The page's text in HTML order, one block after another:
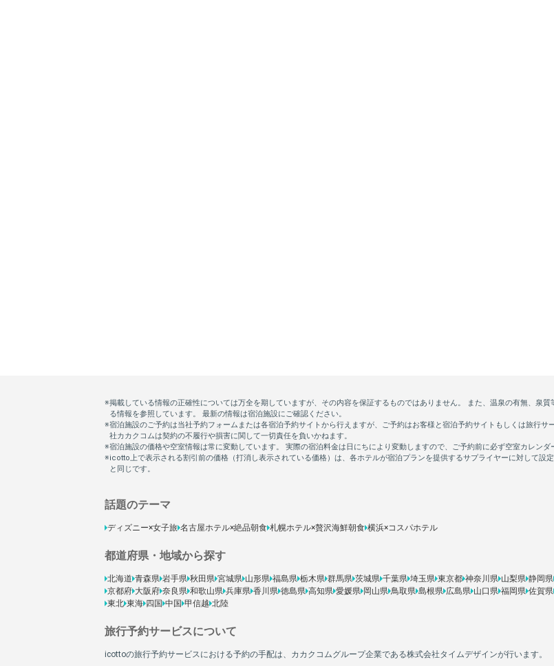
話題のテーマ
ディズニー×女子旅 名古屋ホテル×絶品朝食 札幌ホテル×贅沢海鮮朝食 横浜×コスパホテル
都道府県・地域から探す
北海道 青森県 岩手県 秋田県 宮城県 山形県 福島県 栃木県 群馬県 茨城県 千葉県 埼玉県 東京都 神奈川県 山梨県 静岡県
京都府 大阪府 奈良県 和歌山県 兵庫県 香川県 徳島県 高知県 愛媛県 岡山県 鳥取県 島根県 広島県 山口県 福岡県 佐賀県
東北 東海 四国 中国 甲信越 北陸
旅行予約サービスについて
icottoの旅行予約サービスにおける予約の手配は、カカクコムグループ企業である株式会社タイムデザインが行います。